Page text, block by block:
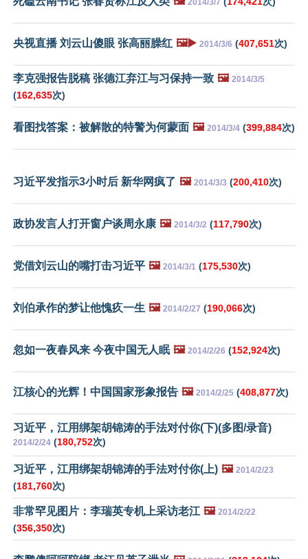
央视直播 刘云山傻眼 张高丽臊红 🖼️▶️ 2014/3/6 (407,651次)
李克强报告脱稿 张德江弃江与习保持一致 🖼️ 2014/3/5
(162,635次)
看图找答案：被解散的特警为何蒙面 🖼️ 2014/3/4 (399,884次)
习近平发指示3小时后 新华网疯了 🖼️ 2014/3/3 (200,410次)
政协发言人打开窗户谈周永康 🖼️ 2014/3/2 (117,790次)
党借刘云山的嘴打击习近平 🖼️ 2014/3/1 (175,530次)
刘伯承作的梦让他愧疚一生 🖼️ 2014/2/27 (190,066次)
忽如一夜春风来 今夜中国无人眠 🖼️ 2014/2/26 (152,924次)
江核心的光辉！中国国家形象报告 🖼️ 2014/2/25 (408,877次)
习近平，江用绑架胡锦涛的手法对付你(下)(多图/录音)
2014/2/24 (180,752次)
习近平，江用绑架胡锦涛的手法对付你(上) 🖼️ 2014/2/23
(181,760次)
非常罕见图片：李瑞英专机上采访老江 🖼️ 2014/2/22
(356,350次)